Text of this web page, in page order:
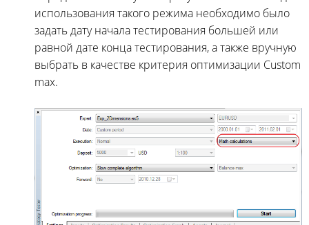
использования такого режима необходимо было
задать дату начала тестирования большей или
равной дате конца тестирования, а также вручную
выбрать в качестве критерия оптимизации Custom
max.